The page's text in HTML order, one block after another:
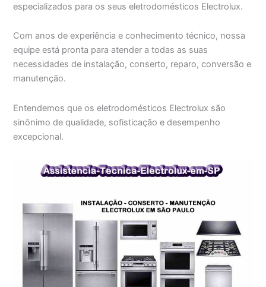
especializados para os seus eletrodomésticos Electrolux.
Com anos de experiência e conhecimento técnico, nossa
equipe está pronta para atender a todas as suas
necessidades de instalação, conserto, reparo, conversão e
manutenção.
Entendemos que os eletrodomésticos Electrolux são
sinônimo de qualidade, sofisticação e desempenho
excepcional.